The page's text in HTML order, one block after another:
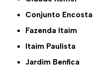
Conjunto
Fazenda Itaim
Itaim Paulista
Jardim Benfica